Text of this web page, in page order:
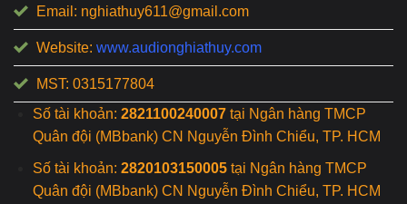
Email: nghiathuy611@gmail.com
Website: www.audionghiathuy.com
MST: 0315177804
Số tài khoản: 2821100240007tại Ngân hàng TMCP
Quân đội (MBbank) CN Nguyễn Đình Chiểu, TP. HCM
Số tài khoản: 2820103150005tại Ngân hàng TMCP
Quân đội (MBbank) CN Nguyễn Đình Chiểu, TP. HCM